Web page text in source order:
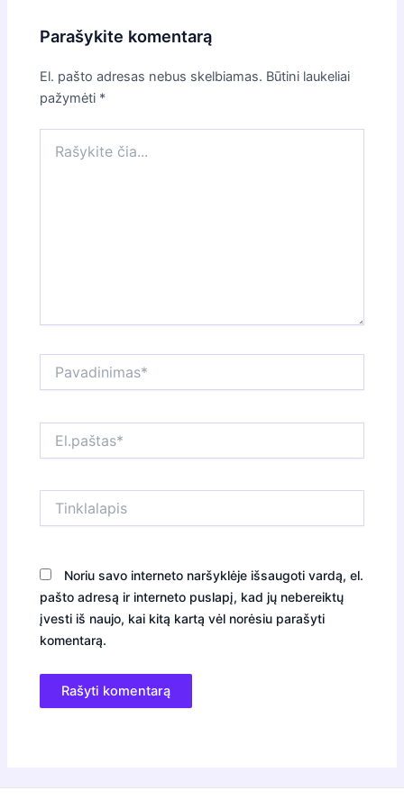
Parašykite komentarą
El. pašto adresas nebus skelbiamas. Būtini laukeliai
pažymėti *
čia...
Noriu savo interneto naršyklėje išsaugoti vardą, el.
pašto adresą ir interneto puslapį, kad jų nebereiktų
įvesti iš naujo, kai kitą kartą vėl norėsiu parašyti
komentarą.